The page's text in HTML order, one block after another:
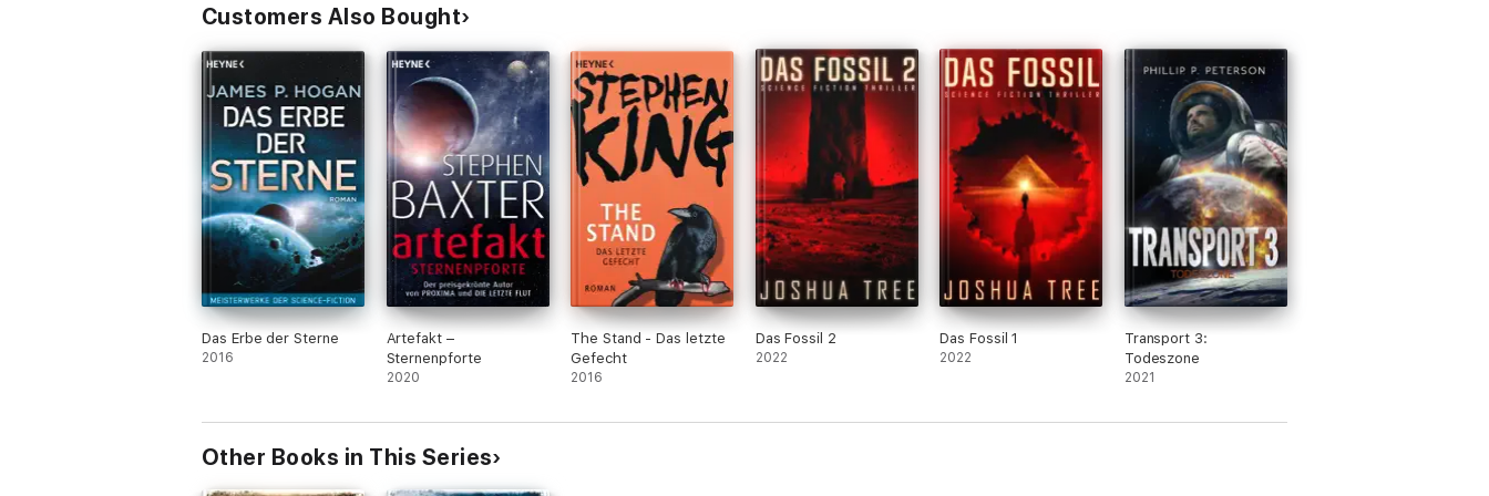
Customers Also Bought
Das Erbe der Sterne
2016
Artefakt –
Sternenpforte
2020
The Stand - Das letzte
Gefecht
2016
Das Fossil 2
2022
Das Fossil 1
2022
Transport 3:
Todeszone
2021
Other Books in This Series